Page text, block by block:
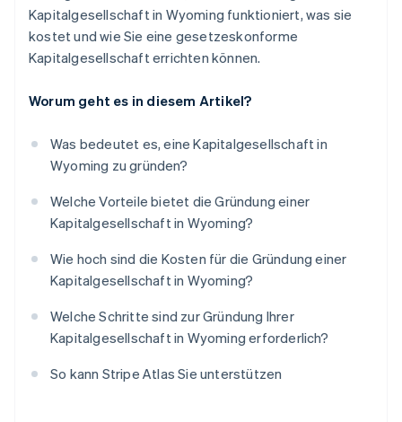
Kapitalgesellschaft in Wyoming funktioniert, was sie
kostet und wie Sie eine gesetzeskonforme
Kapitalgesellschaft errichten können.
Worum geht es in diesem Artikel?
Was bedeutet es, eine Kapitalgesellschaft in
Wyoming zu gründen?
Welche Vorteile bietet die Gründung einer
Kapitalgesellschaft in Wyoming?
Wie hoch sind die Kosten für die Gründung einer
Kapitalgesellschaft in Wyoming?
Welche Schritte sind zur Gründung Ihrer
Kapitalgesellschaft in Wyoming erforderlich?
So kann Stripe Atlas Sie unterstützen